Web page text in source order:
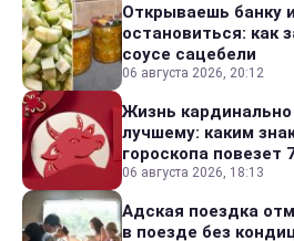
Открываешь банку
остановиться: как
соусе сацебели
06 августа 2026, 20:12
Жизнь
лучшему: каким
гороскопа повезет
06 августа 2026, 18:13
Адская поездка
в поезде без